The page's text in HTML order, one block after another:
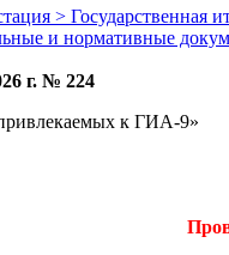
>
и нормативные
г. № 224
к ГИА-9»